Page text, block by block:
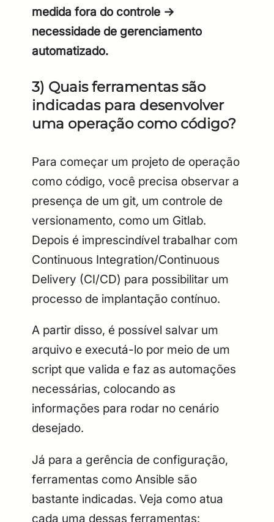
medida fora do controle ->
necessidade de gerenciamento
automatizado.
3) Quais ferramentas são
indicadas para desenvolver
uma operação como código?
Para começar um projeto de operação
como código, você precisa observar a
presença de um git, um controle de
versionamento, como um Gitlab.
Depois é imprescindível trabalhar com
Continuous Integration/Continuous
Delivery (CI/CD) para possibilitar um
processo de implantação contínuo.
A partir disso, é possível salvar um
arquivo e executá-lo por meio de um
script que valida e faz as automações
necessárias, colocando as
informações para rodar no cenário
desejado.
Já para a gerência de configuração,
ferramentas como Ansible são
bastante indicadas. Veja como atua
cada uma dessas ferramentas: